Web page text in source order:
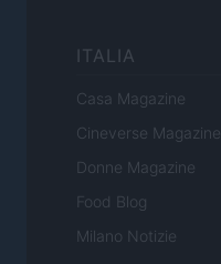
ITALIA
Casa Magazine
Cineverse Magazine
Donne Magazine
Food Blog
Milano Notizie